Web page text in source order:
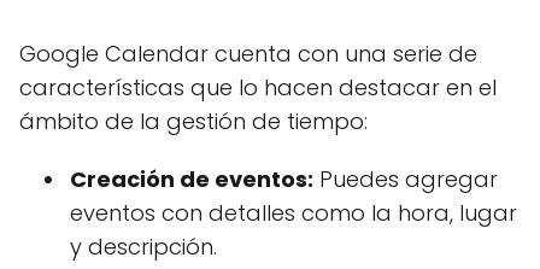
Google Calendar cuenta con una serie de
características que lo hacen destacar en el
ámbito de la gestión de tiempo:
Creación de eventos: Puedes agregar
eventos con detalles como la hora, lugar
y descripción.